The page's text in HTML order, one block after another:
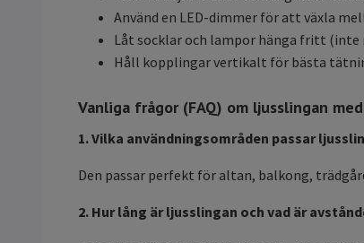
Använd en LED-dimmer för att växla
Låt socklar och lampor hänga fritt
Håll kopplingar vertikalt för bästa
Vanliga frågor (FAQ) om ljusslingan
1. Vilka användningsområden passar
Den passar perfekt för altan, balkong,
2. Hur lång är ljusslingan och vad är